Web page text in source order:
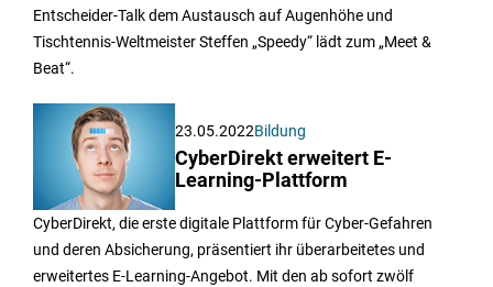
Entscheider-Talk dem Austausch auf Augenhöhe und
Tischtennis-Weltmeister Steffen „Speedy“ lädt zum „Meet &
Beat“.
23.05.2022Bildung
CyberDirekt erweitert E-
Learning-Plattform
CyberDirekt, die erste digitale Plattform für Cyber-Gefahren
und deren Absicherung, präsentiert ihr überarbeitetes und
erweitertes E-Learning-Angebot. Mit den ab sofort zwölf